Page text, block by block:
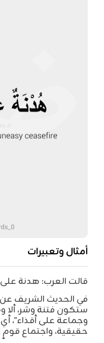
أمثال وتعبيرات
قالت العرب: هدنة
في الحديث الشريف عن
ستكون فتنة وشر،
وجماعة على أقذاء"،
حقيقية، واجتماع